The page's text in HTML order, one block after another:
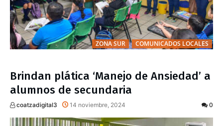
ZONA SUR COMUNICADOS LOCALES
Brindan plática ‘Manejo de Ansiedad’ a
alumnos de secundaria
coatzadigital3 14 noviembre, 2024 0